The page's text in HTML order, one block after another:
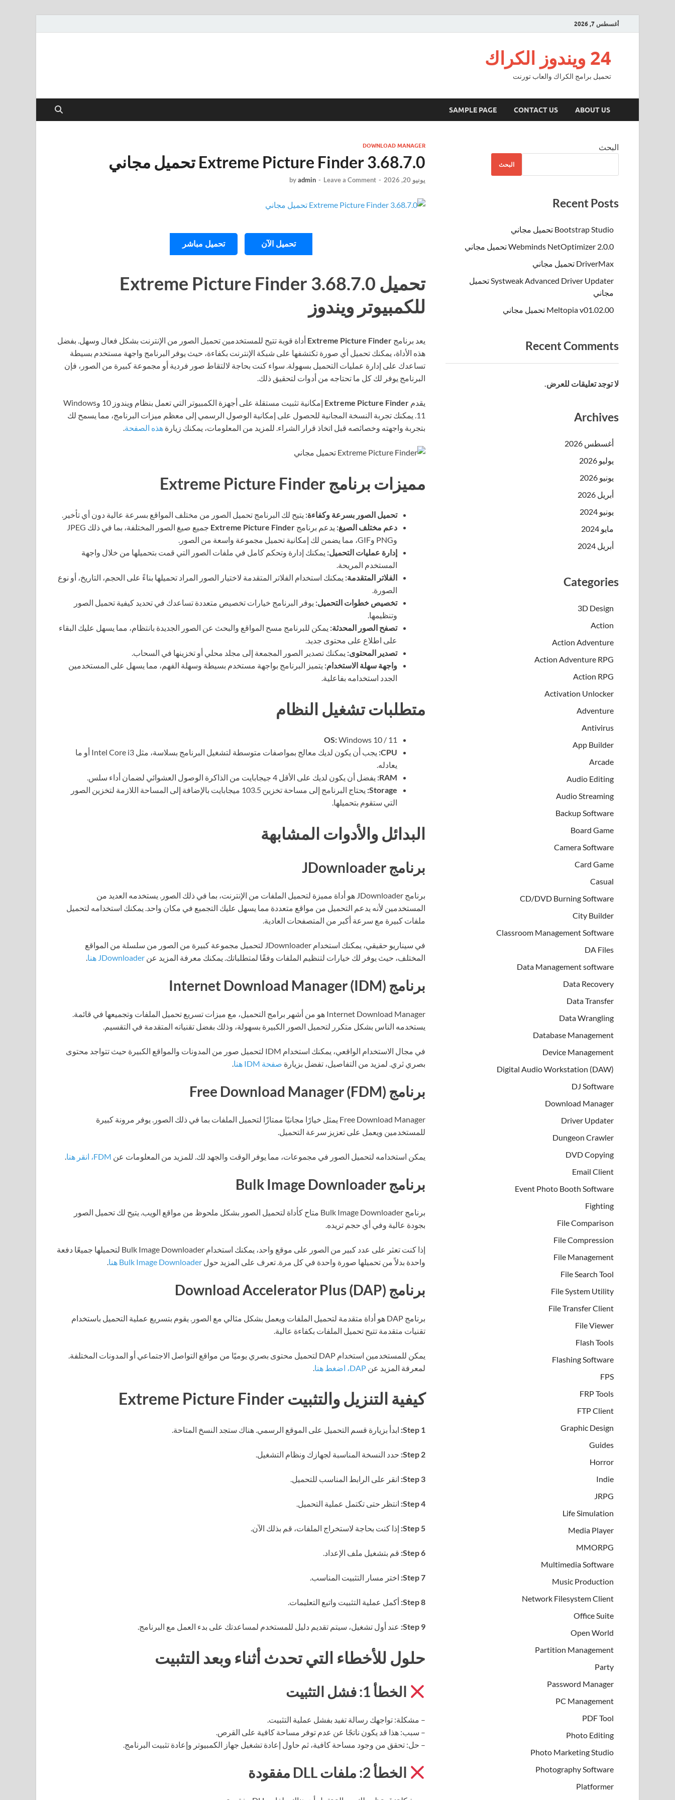
أغسطس 7, 2026
24 ويندوز الكراك
تحميل برامج الكراك والعاب تورنت
ABOUT US
CONTACT US
SAMPLE PAGE
DOWNLOAD MANAGER
Extreme Picture Finder 3.68.7.0 تحميل مجاني
يونيو 20, 2026 -
byadmin - Leave a Comment
تحميل الآن تحميل مباشر
تحميل Extreme Picture Finder 3.68.7.0
للكمبيوتر ويندوز
يعد برنامج Extreme Picture Finder أداة قوية تتيح للمستخدمين تحميل الصور من الإنترنت بشكل فعال وسهل. بفضل
هذه الأداة، يمكنك تحميل أي صورة تكتشفها على شبكة الإنترنت بكفاءة، حيث يوفر البرنامج واجهة مستخدم بسيطة
تساعدك على إدارة عمليات التحميل بسهولة. سواء كنت بحاجة لالتقاط صور فردية أو مجموعة كبيرة من الصور، فإن
البرنامج يوفر لك كل ما تحتاجه من أدوات لتحقيق ذلك.
يقدم Extreme Picture Finder
إمكانية تثبيت مستقلة على أجهزة الكمبيوتر التي تعمل بنظام ويندوز 10 وWindows
11. يمكنك تجربة النسخة المجانية للحصول على إمكانية الوصول الرسمي إلى معظم ميزات البرنامج، مما يسمح لك
بتجربة واجهته وخصائصه قبل اتخاذ قرار الشراء. للمزيد من المعلومات، يمكنك زيارة هذه الصفحة.
مميزات برنامج Extreme Picture Finder
تحميل الصور بسرعة وكفاءة: يتيح لك البرنامج تحميل الصور من مختلف المواقع بسرعة عالية دون أي تأخير.
دعم مختلف الصيغ: يدعم برنامج Extreme Picture Finder
جميع صيغ الصور المختلفة، بما في ذلك JPEG
وPNG وGIF، مما يضمن لك إمكانية تحميل مجموعة واسعة من الصور.
إدارة عمليات التحميل: يمكنك إدارة وتحكم كامل في ملفات الصور التي قمت بتحميلها من خلال واجهة
المستخدم المريحة.
الفلاتر المتقدمة: يمكنك استخدام الفلاتر المتقدمة لاختيار الصور المراد تحميلها بناءً على الحجم، التاريخ، أو نوع
الصورة.
تخصيص خطوات التحميل: يوفر البرنامج خيارات تخصيص متعددة تساعدك في تحديد كيفية تحميل الصور
وتنظيمها.
تصفح الصور المحدثة: يمكن للبرنامج مسح المواقع والبحث عن الصور الجديدة بانتظام، مما يسهل عليك البقاء
على اطلاع على محتوى جديد.
تصدير المحتوى: يمكنك تصدير الصور المجمعة إلى مجلد محلي أو تخزينها في السحاب.
واجهة سهلة الاستخدام: يتميز البرنامج بواجهة مستخدم بسيطة وسهلة الفهم، مما يسهل على المستخدمين
الجدد استخدامه بفاعلية.
متطلبات تشغيل النظام
OS:Windows 10 / 11
CPU:
يجب أن يكون لديك معالج بمواصفات متوسطة لتشغيل البرنامج بسلاسة، مثل Intel Core i3 أو ما
يعادله.
RAM: يفضل أن يكون لديك على الأقل 4 جيجابايت من الذاكرة الوصول العشوائي لضمان أداء سلس.
Storage:
يحتاج البرنامج إلى مساحة تخزين 103.5 ميجابايت بالإضافة إلى المساحة اللازمة لتخزين الصور
التي ستقوم بتحميلها.
البدائل والأدوات المشابهة
برنامج JDownloader
برنامج JDownloader هو أداة مميزة لتحميل الملفات من الإنترنت، بما في ذلك الصور. يستخدمه العديد من
المستخدمين لأنه يدعم التحميل من مواقع متعددة مما يسهل عليك التجميع في مكان واحد. يمكنك استخدامه لتحميل
ملفات كبيرة مع سرعة أكبر من المتصفحات العادية.
في سيناريو حقيقي، يمكنك استخدام JDownloader لتحميل مجموعة كبيرة من الصور من سلسلة من المواقع
المختلف، حيث يوفر لك خيارات لتنظيم الملفات وفقًا لمتطلباتك. يمكنك معرفة المزيد عن JDownloader هنا .
برنامج Internet Download Manager (IDM)
Internet Download Manager هو من أشهر برامج التحميل، مع ميزات تسريع تحميل الملفات وتجميعها في قائمة.
يستخدمه الناس بشكل متكرر لتحميل الصور الكبيرة بسهولة، وذلك بفضل تقنياته المتقدمة في التقسيم.
في مجال الاستخدام الواقعي، يمكنك استخدام IDM لتحميل صور من المدونات والمواقع الكبيرة حيث تتواجد محتوى
بصري ثري. لمزيد من التفاصيل، تفضل بزيارة صفحة IDM هنا
برنامج Free Download Manager (FDM)
Free Download Manager يمثل خيارًا مجانيًا ممتازًا لتحميل الملفات بما في ذلك الصور. يوفر مرونة كبيرة
للمستخدمين ويعمل على تعزيز سرعة التحميل.
يمكن استخدامه لتحميل الصور في مجموعات، مما يوفر الوقت والجهد لك. للمزيد من المعلومات عن FDM، انقر هنا .
برنامج Bulk Image Downloader
برنامج Bulk Image Downloader متاح كأداة لتحميل الصور بشكل ملحوظ من مواقع الويب. يتيح لك تحميل الصور
بجودة عالية وفي أي حجم تريده.
إذا كنت تعثر على عدد كبير من الصور على موقع واحد، يمكنك استخدام Bulk Image Downloader لتحميلها جميعًا دفعة
واحدة بدلاً من تحميلها صورة واحدة في كل مرة. تعرف على المزيد حول Bulk Image Downloader هنا .
برنامج Download Accelerator Plus (DAP)
برنامج DAP هو أداة متقدمة لتحميل الملفات ويعمل بشكل مثالي مع الصور. يقوم بتسريع عملية التحميل باستخدام
تقنيات متقدمة تتيح تحميل الملفات بكفاءة عالية.
يمكن للمستخدمين استخدام DAP لتحميل محتوى بصري يوميًا من مواقع التواصل الاجتماعي أو المدونات المختلفة.
لمعرفة المزيد عن DAP، اضغط هنا
كيفية التنزيل والتثبيت Extreme Picture Finder
Step 1: ابدأ بزيارة قسم التحميل على الموقع الرسمي. هناك ستجد النسخ المتاحة.
Step 2: حدد النسخة المناسبة لجهازك ونظام التشغيل.
Step 3: انقر على الرابط المناسب للتحميل.
Step 4: انتظر حتى تكتمل عملية التحميل.
Step 5: إذا كنت بحاجة لاستخراج الملفات، قم بذلك الآن.
Step 6: قم بتشغيل ملف الإعداد.
Step 7: اختر مسار التثبيت المناسب.
Step 8: أكمل عملية التثبيت واتبع التعليمات.
Step 9: عند أول تشغيل، سيتم تقديم دليل للمستخدم لمساعدتك على بدء العمل مع البرنامج.
حلول للأخطاء التي تحدث أثناء وبعد التثبيت
الخطأ 1: فشل التثبيت
– مشكلة: تواجهك رسالة تفيد بفشل عملية التثبيت.
– سبب: هذا قد يكون ناتجًا عن عدم توفر مساحة كافية على القرص.
– حل: تحقق من وجود مساحة كافية، ثم حاول إعادة تشغيل جهاز الكمبيوتر وإعادة تثبيت البرنامج.
الخطأ 2: ملفات DLL مفقودة
البحث
البحث
Recent Posts
Bootstrap Studio تحميل مجاني
Webminds NetOptimizer 2.0.0 تحميل مجاني
DriverMax تحميل مجاني
Systweak Advanced Driver Updater تحميل
مجاني
Meltopia v01.02.00 تحميل مجاني
Recent Comments
لا توجد تعليقات للعرض.
Archives
أغسطس 2026
يوليو 2026
يونيو 2026
أبريل 2026
يونيو 2024
مايو 2024
أبريل 2024
Categories
3D Design
Action
Action Adventure
Action Adventure RPG
Action RPG
Activation Unlocker
Adventure
Antivirus
App Builder
Arcade
Audio Editing
Audio Streaming
Backup Software
Board Game
Camera Software
Card Game
Casual
CD/DVD Burning Software
City Builder
Classroom Management Software
DA Files
Data Management software
Data Recovery
Data Transfer
Data Wrangling
Database Management
Device Management
Digital Audio Workstation (DAW)
DJ Software
Download Manager
Driver Updater
Dungeon Crawler
DVD Copying
Email Client
Event Photo Booth Software
Fighting
File Comparison
File Compression
File Management
File Search Tool
File System Utility
File Transfer Client
File Viewer
Flash Tools
Flashing Software
FPS
FRP Tools
FTP Client
Graphic Design
Guides
Horror
Indie
JRPG
Life Simulation
Media Player
MMORPG
Multimedia Software
Music Production
Network Filesystem Client
Office Suite
Open World
Partition Management
Party
Password Manager
PC Management
PDF Tool
Photo Editing
Photo Marketing Studio
Photography Software
Platformer